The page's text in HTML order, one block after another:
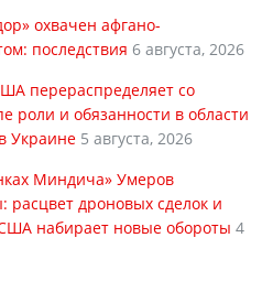
охвачен афгано-
последствия 6 августа, 2026
перераспределяет со
роли и обязанности в области
Украине 5 августа, 2026
Миндича» Умеров
расцвет дроновых сделок и
набирает новые обороты 4